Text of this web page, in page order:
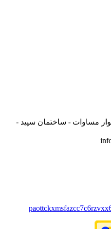
مساوات - ساختمان سپید -